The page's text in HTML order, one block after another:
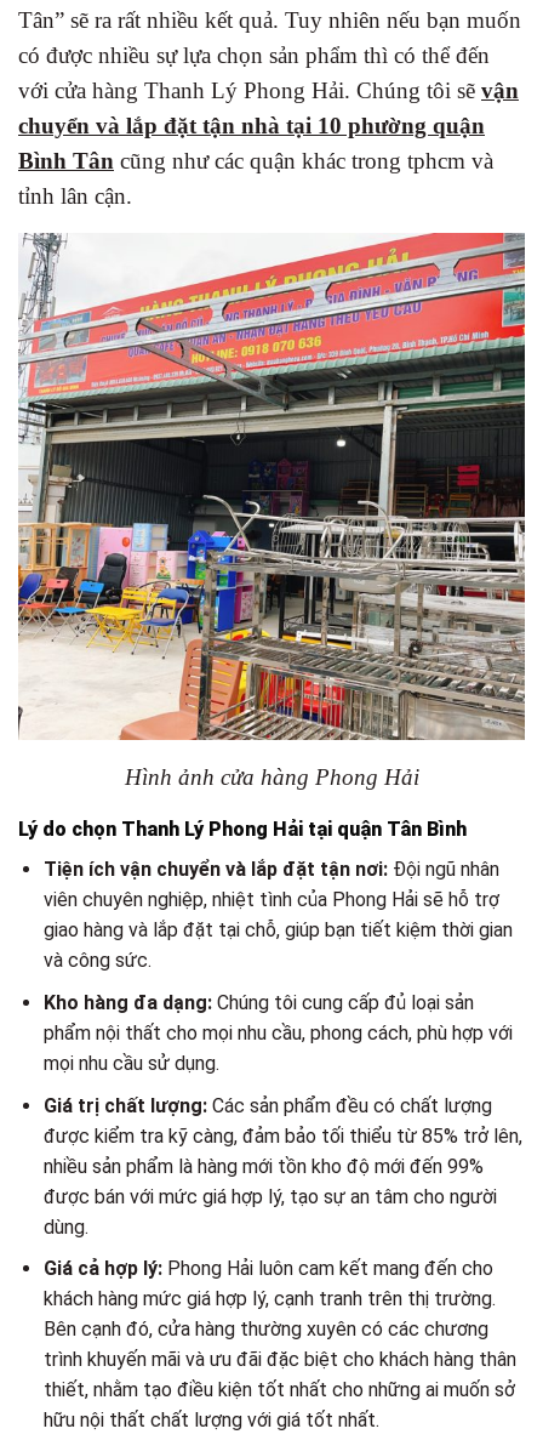
Tân” sẽ ra rất nhiều kết quả. Tuy nhiên nếu bạn muốn
có được nhiều sự lựa chọn sản phẩm thì có thể đến
với cửa hàng Thanh Lý Phong Hải. Chúng tôi sẽ vận
chuyển và lắp đặt tận nhà tại 10 phường quận
Bình Tân cũng như các quận khác trong tphcm và
tỉnh lân cận.
Hình ảnh cửa hàng Phong Hải
Lý do chọn Thanh Lý Phong Hải tại quận Tân Bình
Tiện ích vận chuyển và lắp đặt tận nơi:Đội ngũ nhân
viên chuyên nghiệp, nhiệt tình của Phong Hải sẽ hỗ trợ
giao hàng và lắp đặt tại chỗ, giúp bạn tiết kiệm thời gian
và công sức.
Kho hàng đa dạng:Chúng tôi cung cấp đủ loại sản
phẩm nội thất cho mọi nhu cầu, phong cách, phù hợp với
mọi nhu cầu sử dụng.
Giá trị chất lượng:Các sản phẩm đều có chất lượng
được kiểm tra kỹ càng, đảm bảo tối thiểu từ 85% trở lên,
nhiều sản phẩm là hàng mới tồn kho độ mới đến 99%
được bán với mức giá hợp lý, tạo sự an tâm cho người
dùng.
Giá cả hợp lý:Phong Hải luôn cam kết mang đến cho
khách hàng mức giá hợp lý, cạnh tranh trên thị trường.
Bên cạnh đó, cửa hàng thường xuyên có các chương
trình khuyến mãi và ưu đãi đặc biệt cho khách hàng thân
thiết, nhằm tạo điều kiện tốt nhất cho những ai muốn sở
hữu nội thất chất lượng với giá tốt nhất.